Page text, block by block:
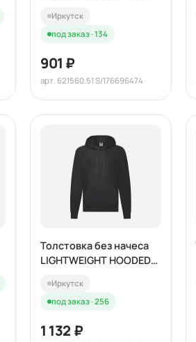
Иркутск
под заказ · 134
901 ₽
арт. 621560.51 S/176696474
Толстовка без начеса
LIGHTWEIGHT HOODED
Иркутск
под заказ · 256
1 132 ₽